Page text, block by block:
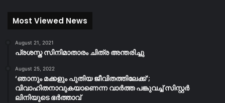
Most Viewed News
August 21, 2021
പ്രശസ്ത സിനിമാതാരം ചിത്ര അന്തരിച്ചു
August 25, 2022
‘ഞാനും മക്കളും പുതിയ ജീവിതത്തിലേക്ക്’;
വിവാഹിതനാവുകയാണെന്ന വാർത്ത പങ്കുവച്ച് സിസ്റ്റർ
ലിനിയുടെ ഭർത്താവ്